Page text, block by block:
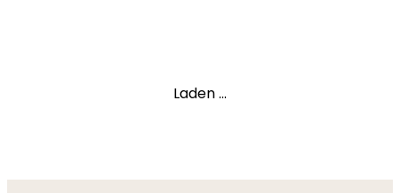
Laden ...